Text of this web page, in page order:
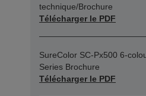
technique/Brochure
Télécharger le PDF
SureColor SC-Px500 6-
Series Brochure
Télécharger le PDF